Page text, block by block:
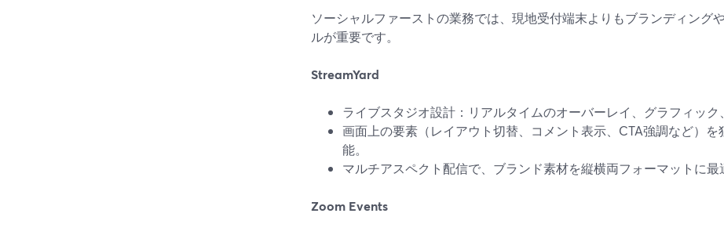
ソーシャルファーストの業務では、現地受付端末よりもブランディング
ルが重要です。
StreamYard
ライブスタジオ設計：リアルタイムのオーバーレイ、グラフィック
画面上の要素（レイアウト切替、コメント表示、CTA強調など）
能。
マルチアスペクト配信で、ブランド素材を縦横両フォーマットに最
Zoom Events